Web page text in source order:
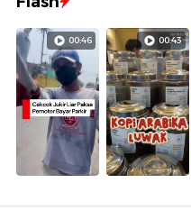
00:46 00:43